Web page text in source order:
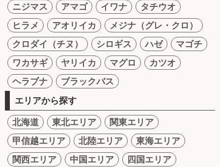
ニジマス
アマゴ イワナ
タチウオ
ヒラメ
アオリイカ
メジナ（グレ・クロ）
クロダイ（チヌ）
シロギス ハゼ
マゴチ
ワカサギ
ヤリイカ マグロ
カツオ
ヘラブナ
ブラックバス
エリアから探す
北海道 東北エリア
関東エリア
甲信越エリア
北陸エリア
東海エリア
関西エリア
中国エリア
四国エリア